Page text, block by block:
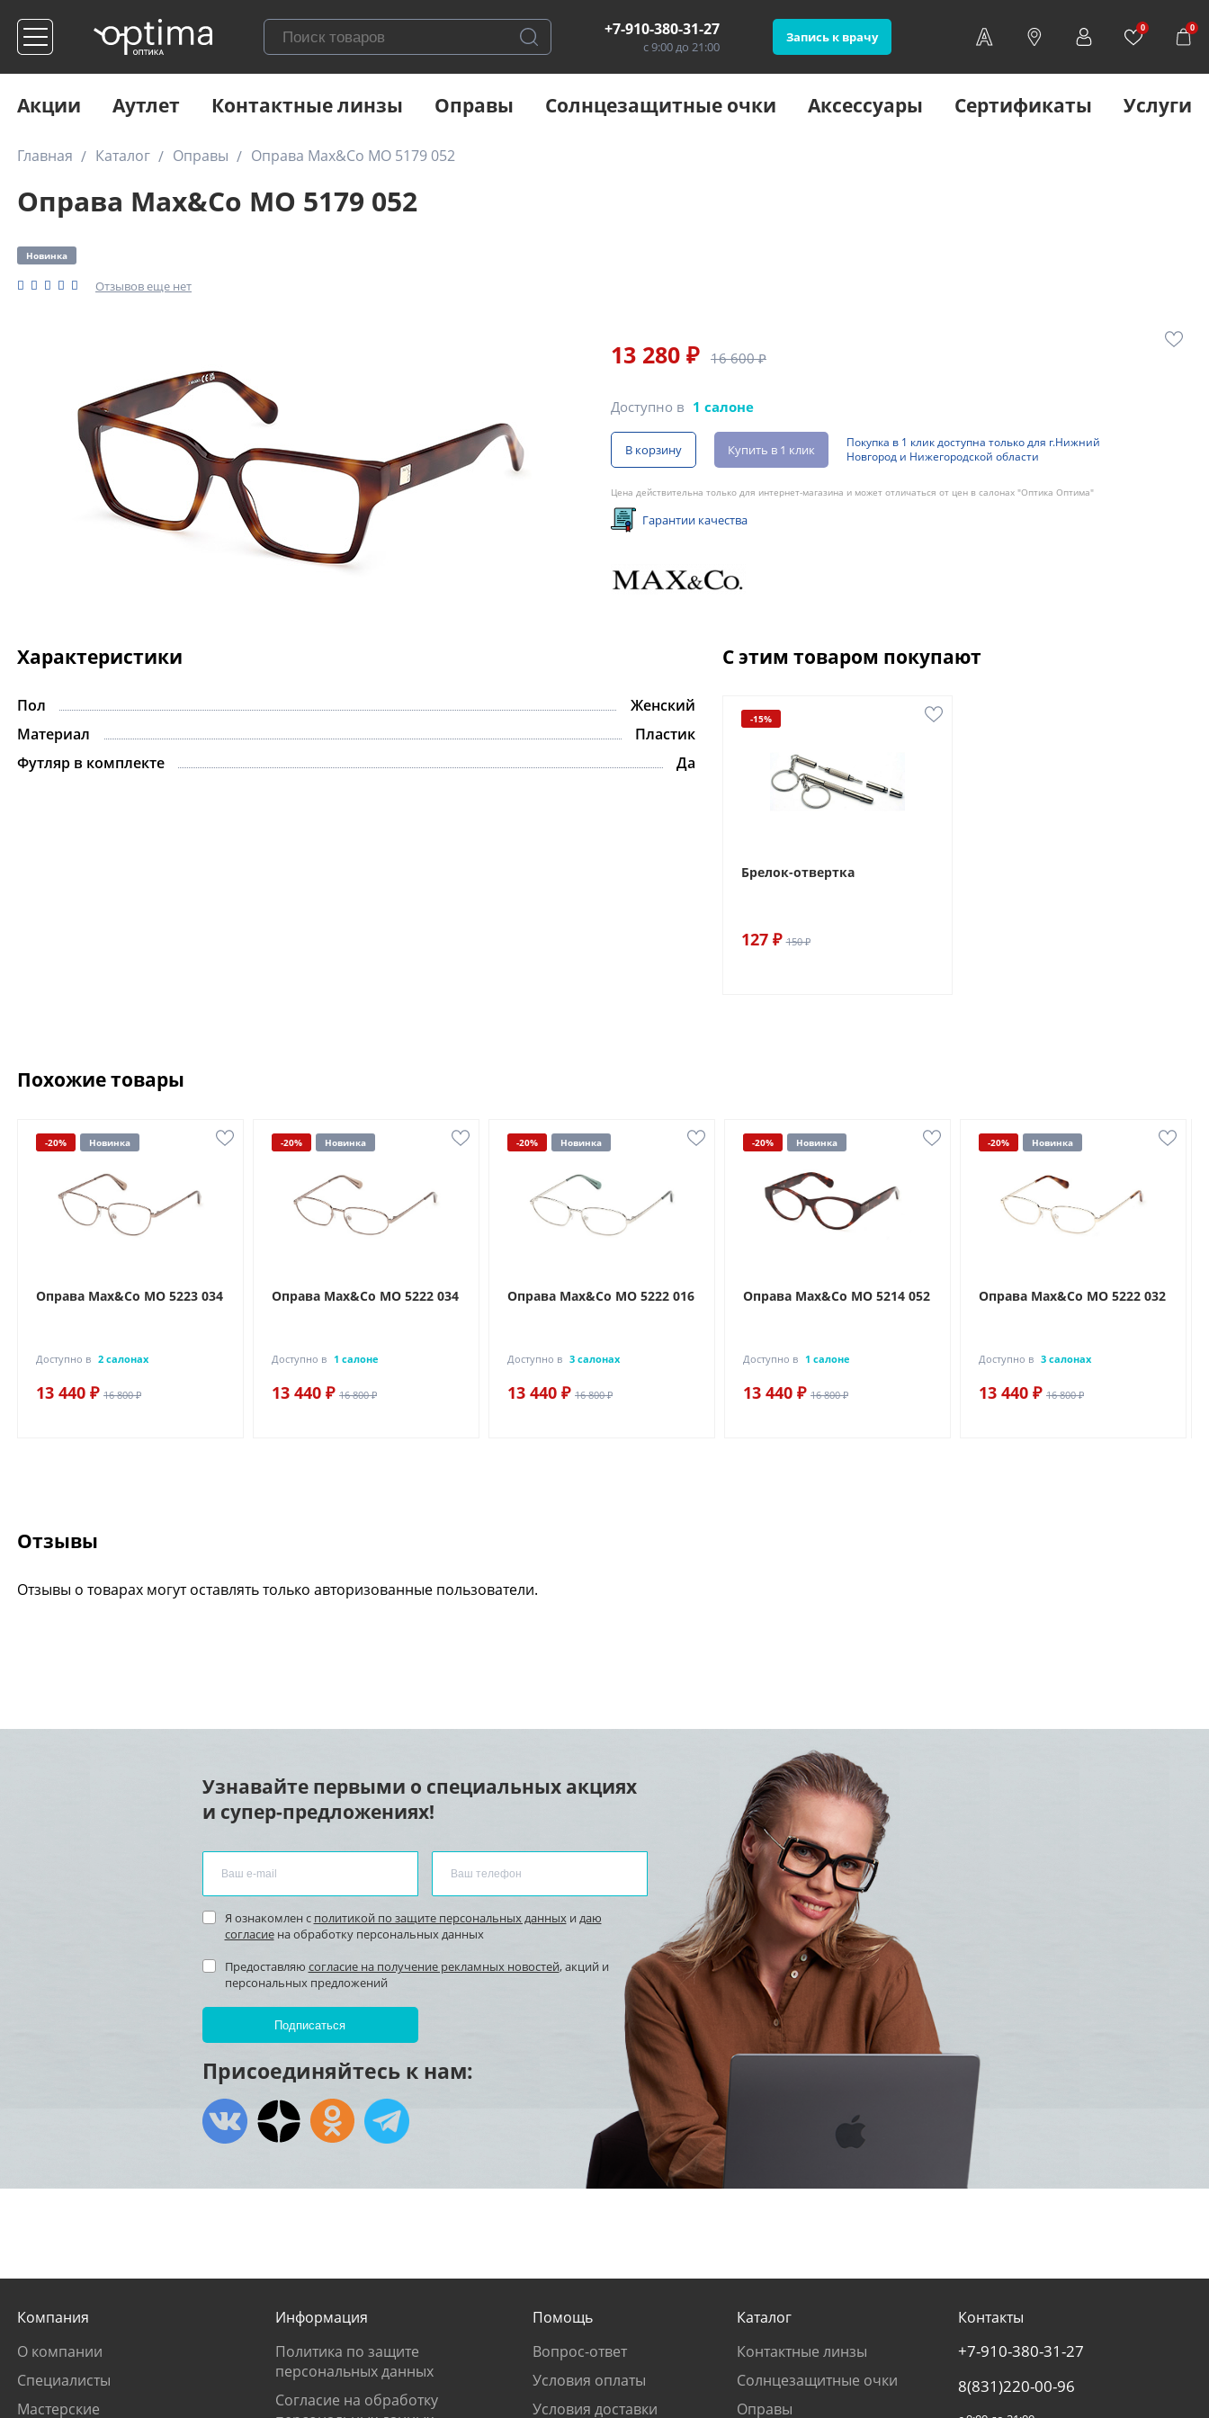
+7-910-380-31-27
с 9:00 до 21:00
Запись к врачу
0 0
Акции Аутлет Контактные линзы Оправы Солнцезащитные очки Аксессуары Сертификаты Услуги
Главная Каталог Оправы Оправа Max&Co MO 5179 052
Оправа Max&Co MO 5179 052
Новинка
Отзывов еще нет
13 280 ₽ 16 600 ₽
Доступно в 1 салоне
В корзину Купить в 1 клик
Покупка в 1 клик доступна только для г.Нижний
Новгород и Нижегородской области
Цена действительна только для интернет-магазина и может отличаться от цен в салонах "Оптика Оптима"
Гарантии качества
Характеристики
Пол
Женский
Материал
Пластик
Футляр в комплекте
Да
С этим товаром покупают
-15%
Брелок-отвертка
127 ₽ 150 ₽
Похожие товары
-20% Новинка
Оправа Max&Co MO 5223 034
Доступно в 2 салонах
13 440 ₽ 16 800 ₽
-20% Новинка
Оправа Max&Co MO 5222 034
Доступно в 1 салоне
13 440 ₽ 16 800 ₽
-20% Новинка
Оправа Max&Co MO 5222 016
Доступно в 3 салонах
13 440 ₽ 16 800 ₽
-20% Новинка
Оправа Max&Co MO 5214 052
Доступно в 1 салоне
13 440 ₽ 16 800 ₽
-20% Новинка
Оправа Max&Co MO 5222 032
Доступно в 3 салонах
13 440 ₽ 16 800 ₽
Отзывы
Отзывы о товарах могут оставлять только авторизованные пользователи.
Узнавайте первыми о специальных акциях
и супер-предложениях!
Я ознакомлен с политикой по защите персональных данных и даю
согласиена обработку персональных данных
Предоставляю согласие на получение рекламных новостей, акций и
персональных предложений
Присоединяйтесь к нам:
Компания
О компании
Специалисты
Мастерские
Информация
Политика по защите
персональных данных
Согласие на обработку
Помощь
Вопрос-ответ
Условия оплаты
Условия доставки
Каталог
Контактные линзы
Солнцезащитные очки
Оправы
Контакты
+7-910-380-31-27
8(831)220-00-96